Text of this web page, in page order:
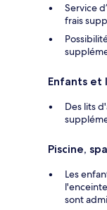
Service d’
frais
Enfants et
Des lits
Piscine,
Les
sont